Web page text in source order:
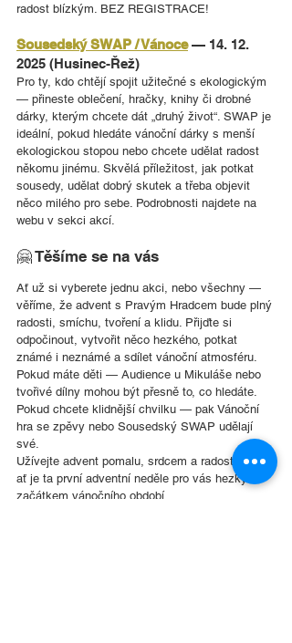
radost blízkým. BEZ REGISTRACE!
Sousedský SWAP / Vánoce — 14. 12.
2025 (Husinec-Řež)
Pro ty, kdo chtějí spojit užitečné s ekologickým
— přineste oblečení, hračky, knihy či drobné
dárky, kterým chcete dát „druhý život“. SWAP je
ideální, pokud hledáte vánoční dárky s menší
ekologickou stopou nebo chcete udělat radost
někomu jinému. Skvělá příležitost, jak potkat
sousedy, udělat dobrý skutek a třeba objevit
něco milého pro sebe. Podrobnosti najdete na
webu v sekci akcí.
🤗 Těšíme se na vás
Ať už si vyberete jednu akci, nebo všechny —
věříme, že advent s Pravým Hradcem bude plný
radosti, smíchu, tvoření a klidu. Přijďte si
odpočinout, vytvořit něco hezkého, potkat
známé i neznámé a sdílet vánoční atmosféru.
Pokud máte děti — Audience u Mikuláše nebo
tvořivé dílny mohou být přesně to, co hledáte.
Pokud chcete klidnější chvilku — pak Vánoční
hra se zpěvy nebo Sousedský SWAP udělají
své.
Užívejte advent pomalu, srdcem a radostí — a
ať je ta první adventní neděle pro vás hezkým
začátkem vánočního období.